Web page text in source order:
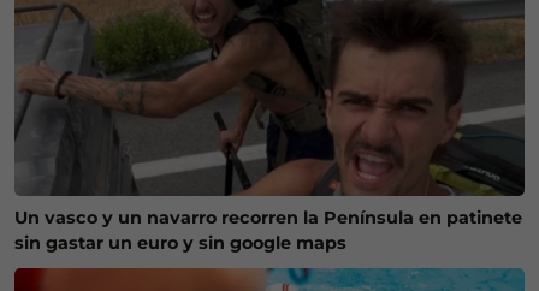
Un vasco y un navarro recorren la Península en patinete
sin gastar un euro y sin google maps